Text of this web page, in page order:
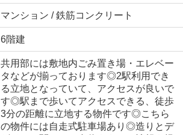
マンション / 鉄筋コンクリート
6階建
共用部には敷地内ごみ置き場・エレベー
タなどが揃っております◎2駅利用でき
る立地となっていて、アクセスが良いで
す◎駅まで歩いてアクセスできる、徒歩
3分の距離に立地する物件です◎こちら
の物件には自走式駐車場あり◎造りとデ